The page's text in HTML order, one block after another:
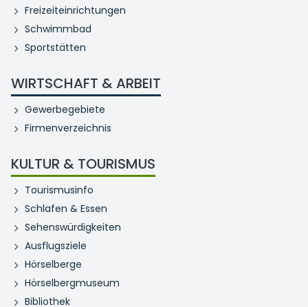
Freizeiteinrichtungen
Schwimmbad
Sportstätten
WIRTSCHAFT & ARBEIT
Gewerbegebiete
Firmenverzeichnis
KULTUR & TOURISMUS
Tourismusinfo
Schlafen & Essen
Sehenswürdigkeiten
Ausflugsziele
Hörselberge
Hörselbergmuseum
Bibliothek